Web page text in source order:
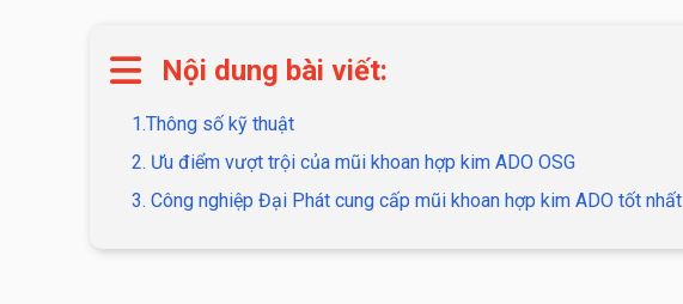
Nội dung bài viết:
1.Thông số kỹ thuật
2. Ưu điểm vượt trội của mũi khoan hợp kim ADO OSG
3. Công nghiệp Đại Phát cung cấp mũi khoan hợp kim ADO tốt nhất